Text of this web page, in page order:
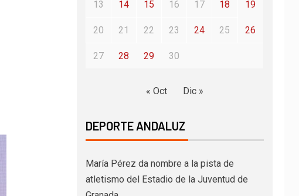
13 14 15 16 17 18 19
20 21 22 23 24 25 26
27 28 29 30
« Oct Dic »
DEPORTE ANDALUZ
María Pérez da nombre a la pista de
atletismo del Estadio de la Juventud de